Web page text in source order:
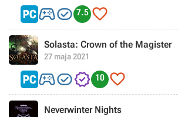
 7.5 
Solasta: Crown of the Magister
27 maja 2021
 10 
Neverwinter Nights